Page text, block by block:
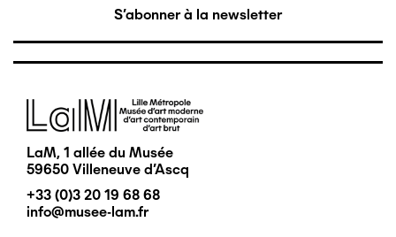
S'abonner à la newsletter
Image
LaM, 1 allée du Musée
59650 Villeneuve d'Ascq
+33 (0)3 20 19 68 68
info@musee-lam.fr